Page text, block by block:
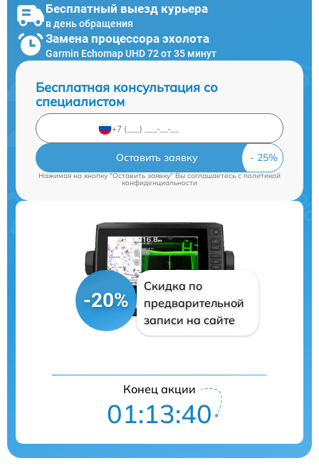
Бесплатный выезд курьера
в день обращения
Замена процессора эхолота
Garmin Echomap UHD 72 от 35 минут
Бесплатная консультация со
специалистом
Оставить заявку
Нажимая на кнопку "Оставить заявку" Вы соглашаетесь cполитикой
конфиденциальности
-20%
Скидка по
предварительной
записи на сайте
Конец акции
01:13:40